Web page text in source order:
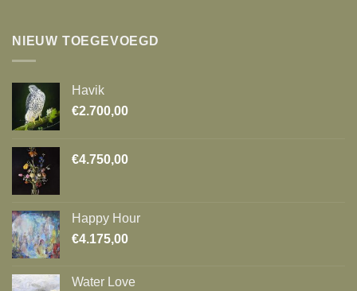
NIEUW TOEGEVOEGD
Havik
€2.700,00
€4.750,00
Happy Hour
€4.175,00
Water Love